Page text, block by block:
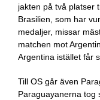
jakten på två platser
Brasilien, som har
medaljer, missar
matchen mot
Argentina istället får
Till OS går även
Paraguayanerna tog